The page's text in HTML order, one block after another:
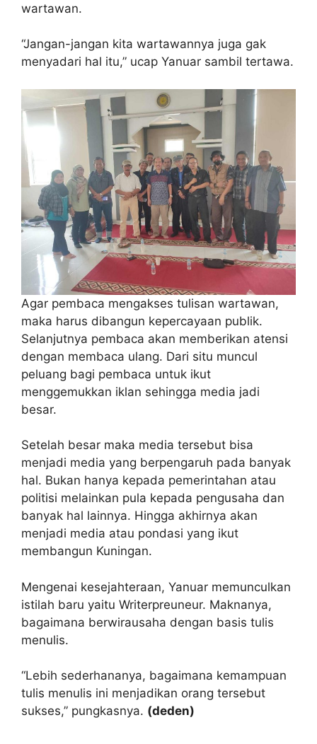
wartawan.
“Jangan-jangan kita wartawannya juga gak
menyadari hal itu,” ucap Yanuar sambil tertawa.
Agar pembaca mengakses tulisan wartawan,
maka harus dibangun kepercayaan publik.
Selanjutnya pembaca akan memberikan atensi
dengan membaca ulang. Dari situ muncul
peluang bagi pembaca untuk ikut
menggemukkan iklan sehingga media jadi
besar.
Setelah besar maka media tersebut bisa
menjadi media yang berpengaruh pada banyak
hal. Bukan hanya kepada pemerintahan atau
politisi melainkan pula kepada pengusaha dan
banyak hal lainnya. Hingga akhirnya akan
menjadi media atau pondasi yang ikut
membangun Kuningan.
Mengenai kesejahteraan, Yanuar memunculkan
istilah baru yaitu Writerpreuneur. Maknanya,
bagaimana berwirausaha dengan basis tulis
menulis.
“Lebih sederhananya, bagaimana kemampuan
tulis menulis ini menjadikan orang tersebut
sukses,” pungkasnya. (deden)